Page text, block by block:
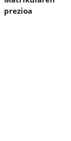
prezioa